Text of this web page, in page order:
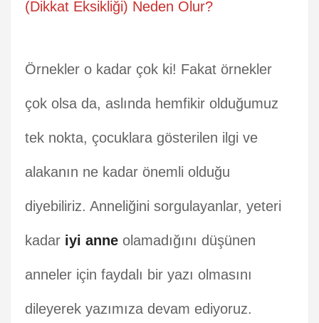
(Dikkat Eksikliği) Neden Olur?
Örnekler o kadar çok ki! Fakat örnekler
çok olsa da, aslında hemfikir olduğumuz
tek nokta, çocuklara gösterilen ilgi ve
alakanın ne kadar önemli olduğu
diyebiliriz. Anneliğini sorgulayanlar, yeteri
kadar iyi anne olamadığını düşünen
anneler için faydalı bir yazı olmasını
dileyerek yazımıza devam ediyoruz.